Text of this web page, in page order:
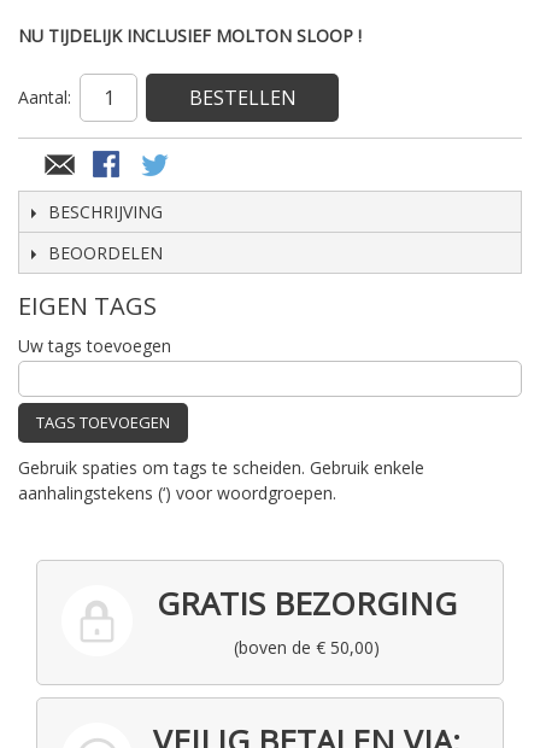
NU TIJDELIJK INCLUSIEF MOLTON SLOOP !
Aantal: BESTELLEN
BESCHRIJVING
BEOORDELEN
EIGEN TAGS
Uw tags toevoegen
TAGS TOEVOEGEN
Gebruik spaties om tags te scheiden. Gebruik enkele
aanhalingstekens (‘) voor woordgroepen.
GRATIS BEZORGING
(boven de € 50,00)